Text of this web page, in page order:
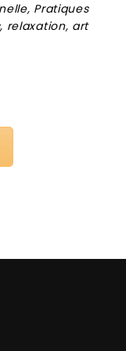
Pratiques
relaxation, art